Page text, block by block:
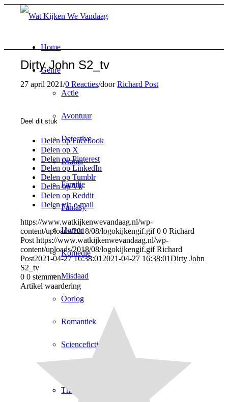
Home
Genre
Actie
Avontuur
Detective
Drama
Familie
Fantasy
Horror
Komedie
Misdaad
Oorlog
Romantiek
Sciencefiction
Thriller
Dirty John S2_tv
27 april 2021/0 Reacties/doorRichard Post
Deel dit stuk
Delen op Facebook
Delen op X
Delen op Pinterest
Delen op LinkedIn
Delen op Tumblr
Delen op Vk
Delen op Reddit
Delen via e-mail
https://www.watkijkenwevandaag.nl/wp-
content/uploads/2018/08/logokijkengif.gif 0 0 Richard
Post https://www.watkijkenwevandaag.nl/wp-
content/uploads/2018/08/logokijkengif.gif Richard
Post2021-04-27 16:38:01 2021-04-27 16:38:01Dirty John
S2_tv
0 0 stemmen
Artikel waardering